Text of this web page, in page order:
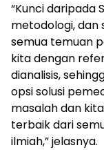
“Kunci daripada
metodologi, dan
semua temuan
kita dengan
dianalisis,
opsi solusi
masalah dan
terbaik dari
ilmiah,” jelasnya.